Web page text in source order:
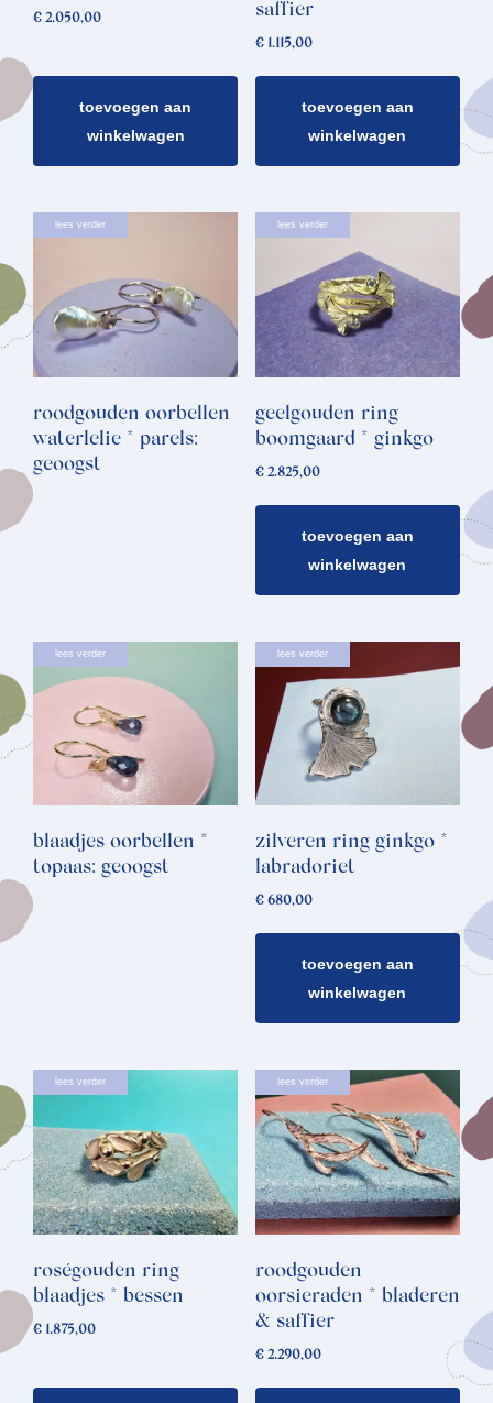
€ 2.050,00
toevoegen aan
winkelwagen
saffier
€1.115,00
toevoegen aan
winkelwagen
lees verder
roodgouden oorbellen
waterlelie * parels:
geoogst
lees verder
geelgouden ring
boomgaard * ginkgo
€2.825,00
toevoegen aan
winkelwagen
lees verder
blaadjes oorbellen *
topaas: geoogst
lees verder
zilveren ring ginkgo *
labradoriet
€680,00
toevoegen aan
winkelwagen
lees verder
roségouden ring
blaadjes * bessen
€ 1.875,00
lees verder
roodgouden
oorsieraden * bladeren
& saffier
€2.290,00